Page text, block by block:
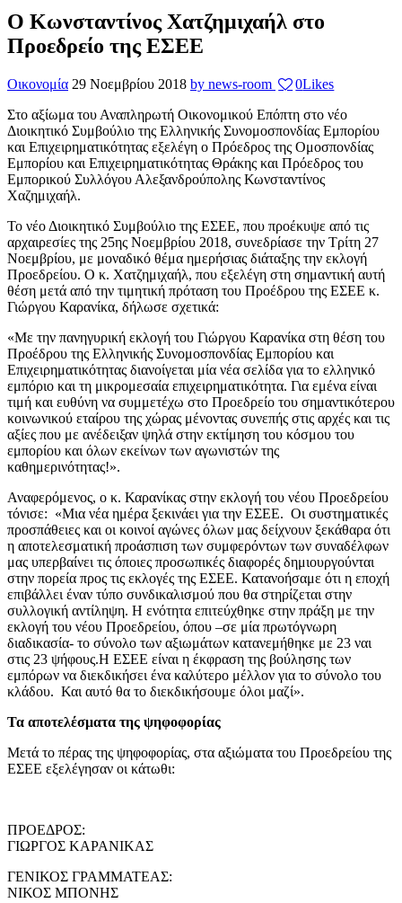
O Κωνσταντίνος Χατζημιχαήλ στο
Προεδρείο της ΕΣΕΕ
Οικονομία 29 Νοεμβρίου 2018 by news-room 0Likes
Στο αξίωμα του Αναπληρωτή Οικονομικού Επόπτη στο νέο
Διοικητικό Συμβούλιο της Ελληνικής Συνομοσπονδίας Εμπορίου
και Επιχειρηματικότητας εξελέγη ο Πρόεδρος της Ομοσπονδίας
Εμπορίου και Επιχειρηματικότητας Θράκης και Πρόεδρος του
Εμπορικού Συλλόγου Αλεξανδρούπολης Κωνσταντίνος
Χαζημιχαήλ.
Το νέο Διοικητικό Συμβούλιο της ΕΣΕΕ, που προέκυψε από τις
αρχαιρεσίες της 25ης Νοεμβρίου 2018, συνεδρίασε την Τρίτη 27
Νοεμβρίου, με μοναδικό θέμα ημερήσιας διάταξης την εκλογή
Προεδρείου. Ο κ. Χατζημιχαήλ, που εξελέγη στη σημαντική αυτή
θέση μετά από την τιμητική πρόταση του Προέδρου της ΕΣΕΕ κ.
Γιώργου Καρανίκα, δήλωσε σχετικά:
«Με την πανηγυρική εκλογή του Γιώργου Καρανίκα στη θέση του
Προέδρου της Ελληνικής Συνομοσπονδίας Εμπορίου και
Επιχειρηματικότητας διανοίγεται μία νέα σελίδα για το ελληνικό
εμπόριο και τη μικρομεσαία επιχειρηματικότητα. Για εμένα είναι
τιμή και ευθύνη να συμμετέχω στο Προεδρείο του σημαντικότερου
κοινωνικού εταίρου της χώρας μένοντας συνεπής στις αρχές και τις
αξίες που με ανέδειξαν ψηλά στην εκτίμηση του κόσμου του
εμπορίου και όλων εκείνων των αγωνιστών της
καθημερινότητας!».
Αναφερόμενος, ο κ. Καρανίκας στην εκλογή του νέου Προεδρείου
τόνισε: «Μια νέα ημέρα ξεκινάει για την ΕΣΕΕ. Οι συστηματικές
προσπάθειες και οι κοινοί αγώνες όλων μας δείχνουν ξεκάθαρα ότι
η αποτελεσματική προάσπιση των συμφερόντων των συναδέλφων
μας υπερβαίνει τις όποιες προσωπικές διαφορές δημιουργούνται
στην πορεία προς τις εκλογές της ΕΣΕΕ. Κατανοήσαμε ότι η εποχή
επιβάλλει έναν τύπο συνδικαλισμού που θα στηρίζεται στην
συλλογική αντίληψη. Η ενότητα επιτεύχθηκε στην πράξη με την
εκλογή του νέου Προεδρείου, όπου –σε μία πρωτόγνωρη
διαδικασία- το σύνολο των αξιωμάτων κατανεμήθηκε με 23 ναι
στις 23 ψήφους.Η ΕΣΕΕ είναι η έκφραση της βούλησης των
εμπόρων να διεκδικήσει ένα καλύτερο μέλλον για το σύνολο του
κλάδου. Και αυτό θα το διεκδικήσουμε όλοι μαζί».
Τα αποτελέσματα της ψηφοφορίας
Μετά το πέρας της ψηφοφορίας, στα αξιώματα του Προεδρείου της
ΕΣΕΕ εξελέγησαν οι κάτωθι:
ΠΡΟΕΔΡΟΣ:
ΓΙΩΡΓΟΣ ΚΑΡΑΝΙΚΑΣ
ΓΕΝΙΚΟΣ ΓΡΑΜΜΑΤΕΑΣ:
ΝΙΚΟΣ ΜΠΟΝΗΣ